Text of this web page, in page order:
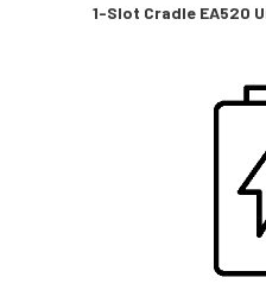
1-Slot Cradle EA520